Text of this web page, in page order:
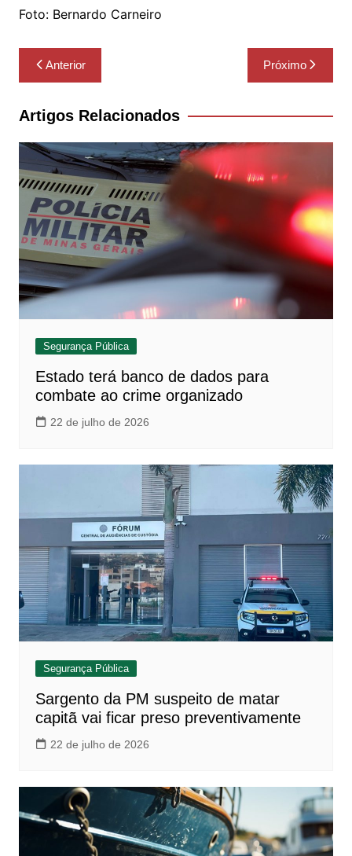
Foto: Bernardo Carneiro
Navegação
de
Post
Anterior Próximo
Artigos Relacionados
Segurança Pública
Estado terá banco de dados para
combate ao crime organizado
22 de julho de 2026
Segurança Pública
Sargento da PM suspeito de matar
capitã vai ficar preso preventivamente
22 de julho de 2026